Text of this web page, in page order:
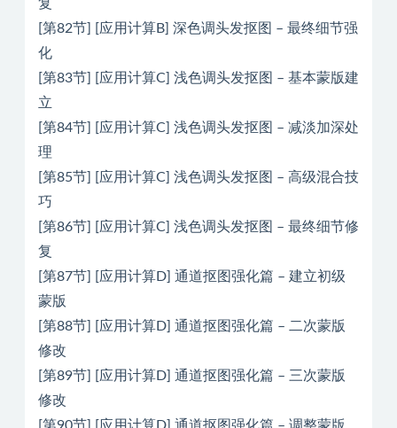
复
[第82节] [应用计算B] 深色调头发抠图 – 最终细节强
化
[第83节] [应用计算C] 浅色调头发抠图 – 基本蒙版建
立
[第84节] [应用计算C] 浅色调头发抠图 – 减淡加深处
理
[第85节] [应用计算C] 浅色调头发抠图 – 高级混合技
巧
[第86节] [应用计算C] 浅色调头发抠图 – 最终细节修
复
[第87节] [应用计算D] 通道抠图强化篇 – 建立初级
蒙版
[第88节] [应用计算D] 通道抠图强化篇 – 二次蒙版
修改
[第89节] [应用计算D] 通道抠图强化篇 – 三次蒙版
修改